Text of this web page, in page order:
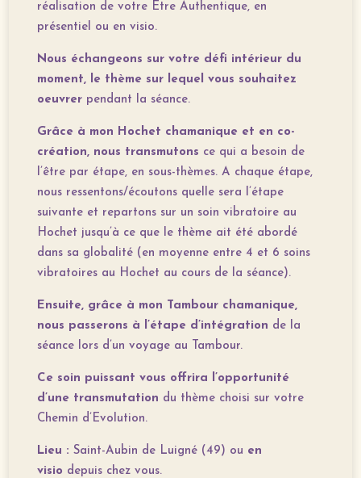
réalisation de votre Être Authentique, en
présentiel ou en visio.
Nous échangeons sur votre défi intérieur du
moment, le thème sur lequel vous souhaitez
oeuvrer pendant la séance.
Grâce à mon Hochet chamanique et en co-
création, nous transmutons ce qui a besoin de
l’être par étape, en sous-thèmes. A chaque étape,
nous ressentons/écoutons quelle sera l’étape
suivante et repartons sur un soin vibratoire au
Hochet jusqu’à ce que le thème ait été abordé
dans sa globalité (en moyenne entre 4 et 6 soins
vibratoires au Hochet au cours de la séance).
Ensuite, grâce à mon Tambour chamanique,
nous passerons à l’étape d’intégration de la
séance lors d’un voyage au Tambour.
Ce soin puissant vous offrira l’opportunité
d’une transmutation du thème choisi sur votre
Chemin d’Evolution.
Lieu :Saint-Aubin de Luigné (49) ou en
visio depuis chez vous.